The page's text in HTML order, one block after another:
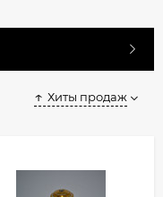
Хиты продаж